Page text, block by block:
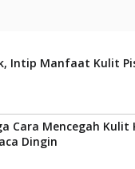
Intip Manfaat Kulit
Cara Mencegah Kulit
Dingin